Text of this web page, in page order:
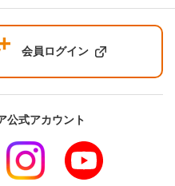
会員ログイン
公式アカウント